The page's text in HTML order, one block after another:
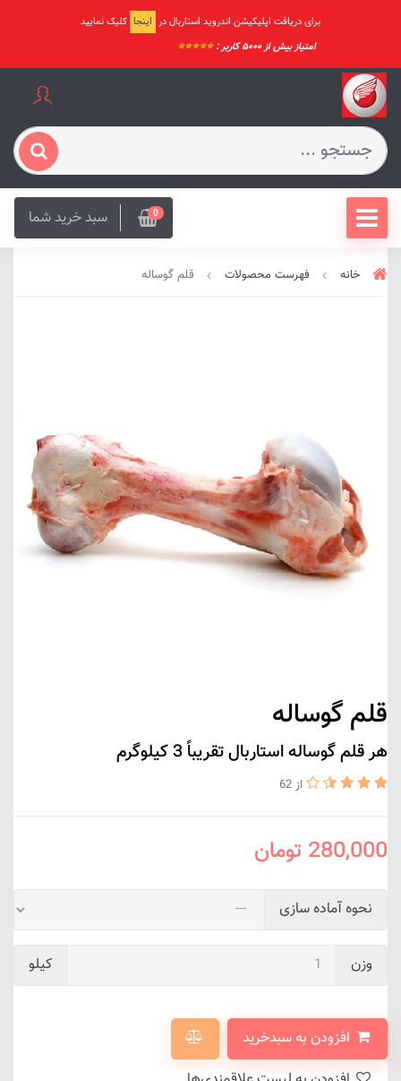
برای دریافت اپلیکیشن اندروید استاربال در اینجا کلیک نمایید
امتیاز بیش از ۵۰۰۰ کاربر :
⭐️⭐️⭐️⭐️⭐️
0 سبد خرید شما
خانه فهرست محصولات قلم گوساله
قلم گوساله
هر قلم گوساله استاربال تقریباً 3 کیلوگرم
از 62
280,000 تومان
نحوه آماده سازی
وزن کیلو